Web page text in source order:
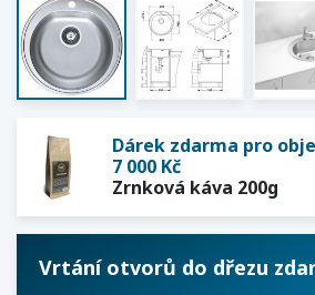
Dárek zdarma pro
7 000 Kč
Zrnková káva 200g
Vrtání otvorů do dřezu